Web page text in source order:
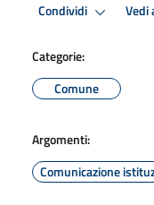
Condividi Vedi
Categorie:
Comune
Argomenti:
Comunicazione